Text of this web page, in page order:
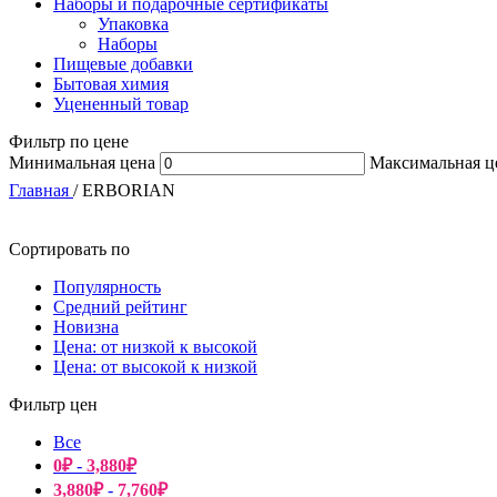
Упаковка
Наборы
Пищевые добавки
Бытовая химия
Уцененный товар
Фильтр по цене
Минимальная цена
Максимальная
Главная / ERBORIAN
Сортировать по
Популярность
Средний рейтинг
Новизна
Цена: от низкой к высокой
Цена: от высокой к низкой
Фильтр цен
Все
0₽- 3,880₽
3,880₽- 7,760₽